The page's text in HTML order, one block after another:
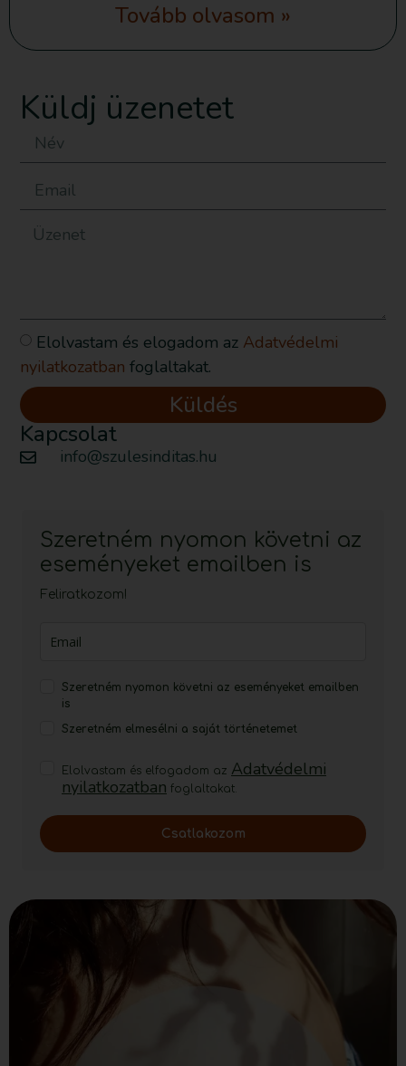
Tovább olvasom »
Küldj üzenetet
Elolvastam és elogadom az Adatvédelmi
nyilatkozatban foglaltakat.
Küldés
Kapcsolat
info@szulesinditas.hu
Szeretném nyomon követni az
eseményeket emailben is
Feliratkozom!
Szeretném nyomon követni az eseményeket emailben
is
Szeretném elmesélni a saját történetemet
Elolvastam és elfogadom az Adatvédelmi
nyilatkozatban foglaltakat.
Csatlakozom